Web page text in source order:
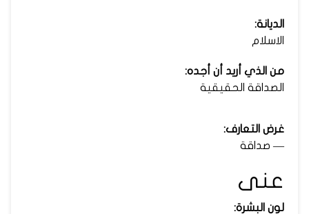
الديانة:
الاسلام
من الذي أريد أن أجده:
الصداقة الحقيقية
غرض التعارف:
— صداقة
عنى
لون البشرة: